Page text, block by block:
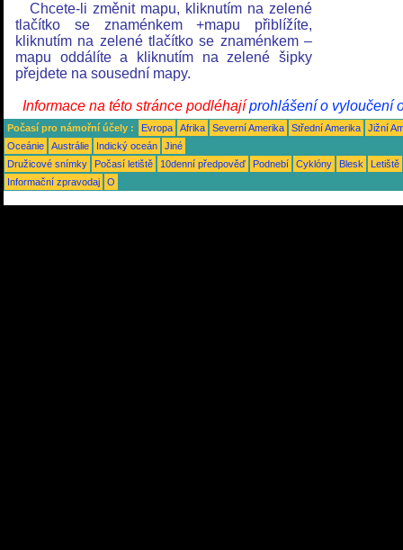
Chcete-li změnit mapu, kliknutím na zelené
tlačítko se znaménkem +mapu přiblížíte,
kliknutím na zelené tlačítko se znaménkem –
mapu oddálíte a kliknutím na zelené šipky
přejdete na sousední mapy.
Informace na této stránce podléhajíprohlášení o vyloučení
Počasí pro námořní účely : Evropa Afrika Severní Amerika Střední Amerika
Jižní
Oceánie
Austrálie Indický oceán
Jiné
Družicové snímky
Počasí letiště 10denní předpověď Podnebí Cyklóny Blesk
Letiště
Informační zpravodaj
O